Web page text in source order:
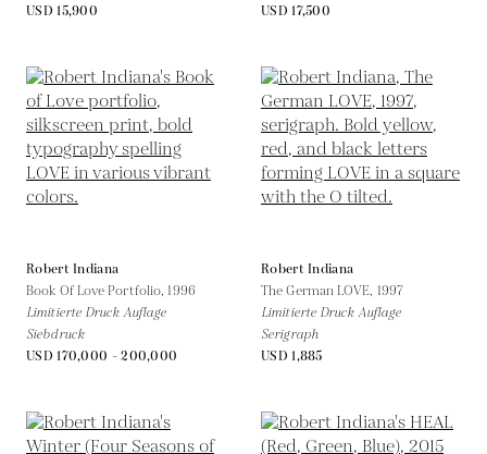
USD 15,900
USD 17,500
Robert Indiana
Book Of Love Portfolio,1996
Limitierte Druck Auflage
Siebdruck
USD 170,000 - 200,000
Robert Indiana
The German LOVE, 1997
Limitierte Druck Auflage
Serigraph
USD 1,885